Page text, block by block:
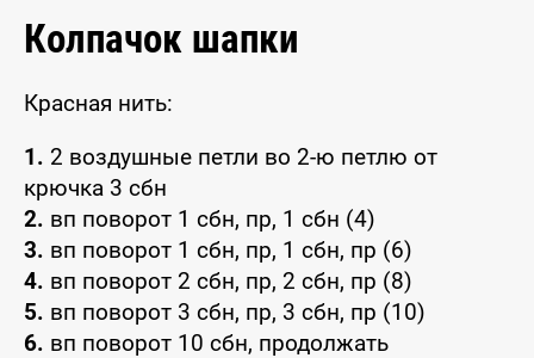
Колпачок шапки
Красная нить:
1. 2 воздушные петли во 2-ю петлю от
крючка 3 сбн
2. вп поворот 1 сбн, пр, 1 сбн (4)
3. вп поворот 1 сбн, пр, 1 сбн, пр (6)
4. вп поворот 2 сбн, пр, 2 сбн, пр (8)
5. вп поворот 3 сбн, пр, 3 сбн, пр (10)
6. вп поворот 10 сбн, продолжать